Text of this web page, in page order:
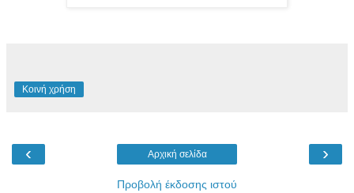
Κοινή χρήση
‹ ›
Αρχική σελίδα
Προβολή έκδοσης ιστού